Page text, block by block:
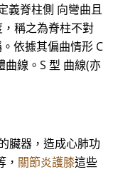
義脊柱側 向彎曲且
稱之為脊柱不對
依據其偏曲情形 C
曲線。S 型 曲線(亦
臟器，造成心肺功
關節炎護膝這些